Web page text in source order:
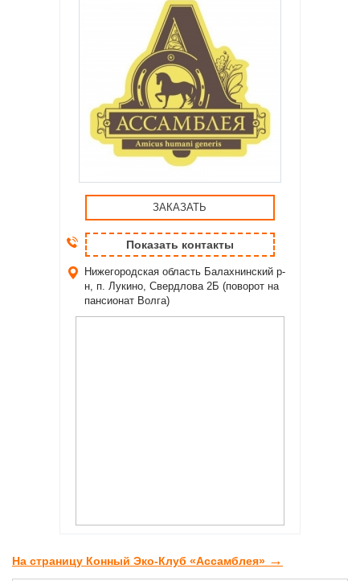
ЗАКАЗАТЬ
Показать контакты
Нижегородская область Балахнинский р-
н, п. Лукино, Свердлова 2Б (поворот на
пансионат Волга)
На страницу Конный Эко-Клуб «Ассамблея» →